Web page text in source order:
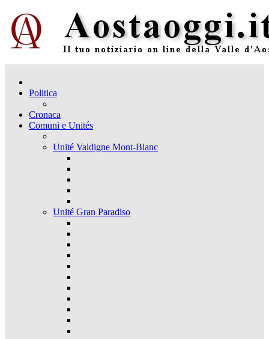
Politica
Cronaca
Comuni e Unités
Unité Valdigne Mont-Blanc
Unité Gran Paradiso